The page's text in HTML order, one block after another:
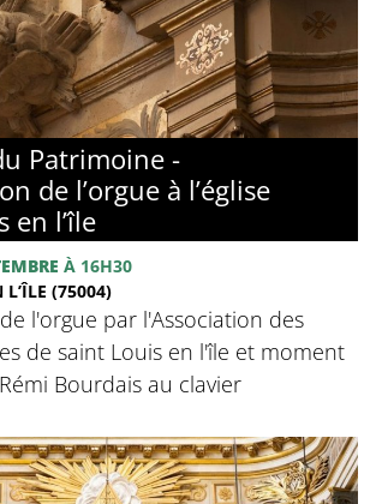
Patrimoine -
de l’orgue à l’église
en l’île
À 16H30
(75004)
l'orgue par l'Association des
de saint Louis en l'île et moment
Bourdais au clavier